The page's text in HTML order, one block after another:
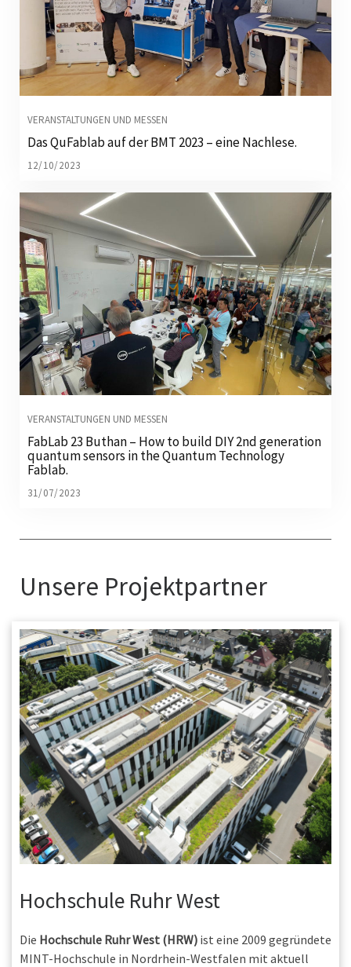
VERANSTALTUNGEN UND MESSEN
Das QuFablab auf der BMT 2023 – eine Nachlese.
12/10/2023
VERANSTALTUNGEN UND MESSEN
FabLab 23 Buthan – How to build DIY 2nd generation
quantum sensors in the Quantum Technology
Fablab.
31/07/2023
Unsere Projektpartner
Hochschule Ruhr West
Die Hochschule Ruhr West (HRW) ist eine 2009 gegründete
MINT-Hochschule in Nordrhein-Westfalen mit aktuell